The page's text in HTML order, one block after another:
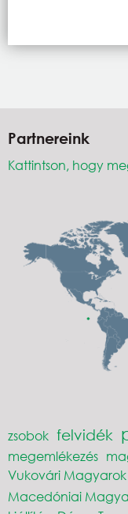
Partnereink
Kattintson, hogy
zsobok felvidék
megemlékezés
Vukovári
Macedóniai